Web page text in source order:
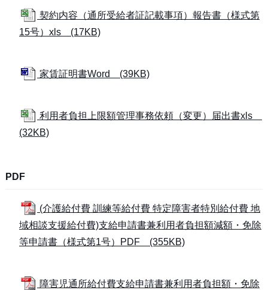
契約内容（通所受給者証記載事項）報告書（様式第
15号）xls (17KB)
家賃証明書Word (39KB)
利用者負担上限額管理事務依頼（変更）届出書xls
(32KB)
PDF
(介護給付費 訓練等給付費 特定障害者特別給付費 地
域相談支援給付費)支給申請書兼利用者負担額減額・免除
等申請書（様式第1号）PDF (355KB)
障害児通所給付費支給申請書兼利用者負担額・免除